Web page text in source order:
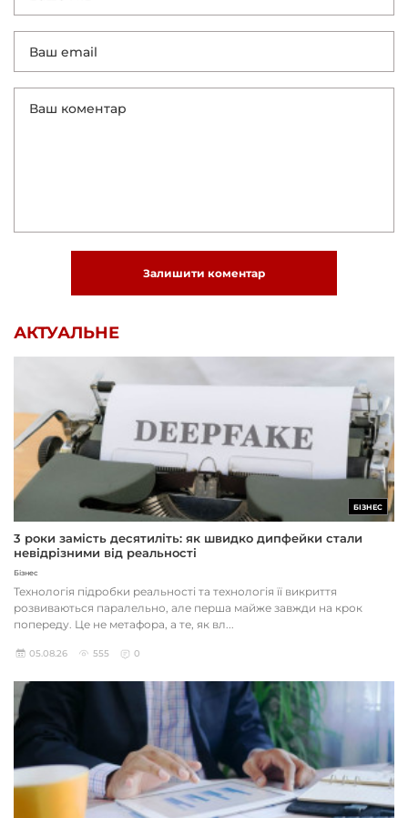
Залишити коментар
АКТУАЛЬНЕ
БІЗНЕС
3 роки замість десятиліть: як швидко дипфейки стали
невідрізними від реальності
Бізнес
Технологія підробки реальності та технологія її викриття
розвиваються паралельно, але перша майже завжди на крок
попереду. Це не метафора, а те, як вл...
05.08.26 555 0